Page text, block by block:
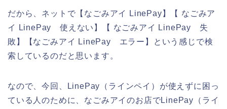
だから、ネットで【なごみアイ LinePay】【 なごみア
イ LinePay 使えない】【 なごみアイ LinePay 失
敗】【なごみアイ LinePay エラー】という感じで検
索しているのだと思います。
なので、今回、LinePay（ラインペイ）が使えずに困っ
ている人のために、なごみアイのお店でLinePay（ライ